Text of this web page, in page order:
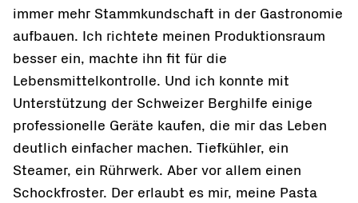
immer mehr Stammkundschaft in der Gastronomie
aufbauen. Ich richtete meinen Produktionsraum
besser ein, machte ihn fit für die
Lebensmittelkontrolle. Und ich konnte mit
Unterstützung der Schweizer Berghilfe einige
professionelle Geräte kaufen, die mir das Leben
deutlich einfacher machen. Tiefkühler, ein
Steamer, ein Rührwerk. Aber vor allem einen
Schockfroster. Der erlaubt es mir, meine Pasta